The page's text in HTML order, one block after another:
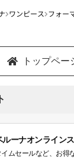
ワンピース フォー
トップペー
ルーナオンライン
イムセールなど、お得